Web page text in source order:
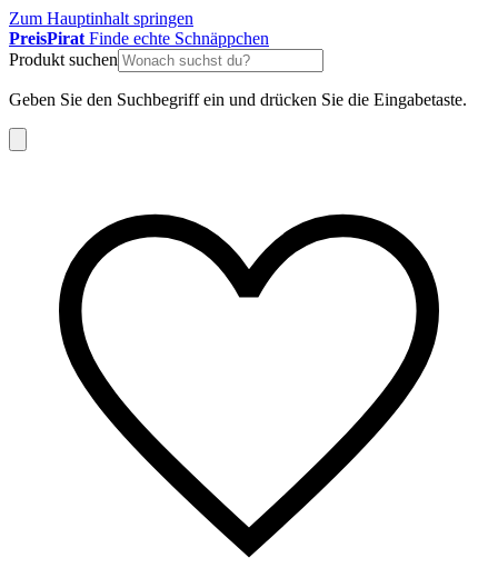
Zum Hauptinhalt springen
PreisPirat Finde echte Schnäppchen
Produkt suchen
Geben Sie den Suchbegriff ein und drücken Sie die Eingabetaste.